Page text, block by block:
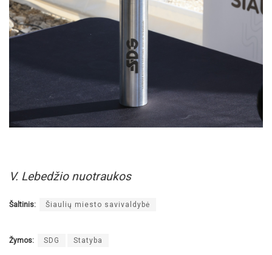
V. Lebedžio nuotraukos
Šaltinis: Šiaulių miesto savivaldybė
Žymos: SDG Statyba